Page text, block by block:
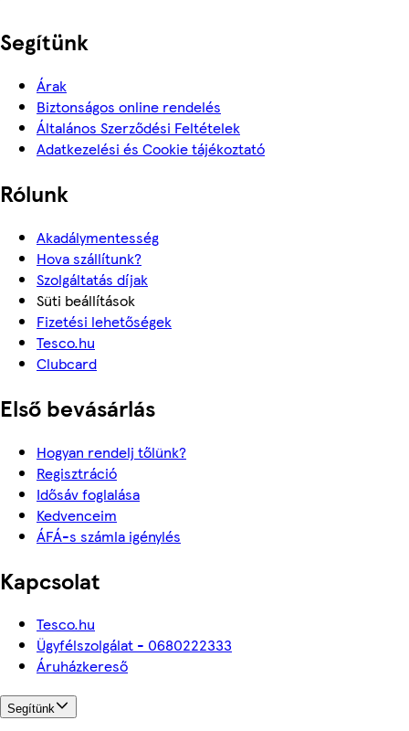
Segítünk
Árak
Biztonságos online rendelés
Általános Szerződési Feltételek
Adatkezelési és Cookie tájékoztató
Rólunk
Akadálymentesség
Hova szállítunk?
Szolgáltatás díjak
Süti beállítások
Fizetési lehetőségek
Tesco.hu
Clubcard
Első bevásárlás
Hogyan rendelj tőlünk?
Regisztráció
Idősáv foglalása
Kedvenceim
ÁFÁ-s számla igénylés
Kapcsolat
Tesco.hu
Ügyfélszolgálat - 0680222333
Áruházkereső
Segítünk